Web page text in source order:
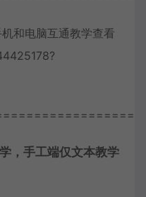
和电脑互通教学查看
，手工端仅文本教学